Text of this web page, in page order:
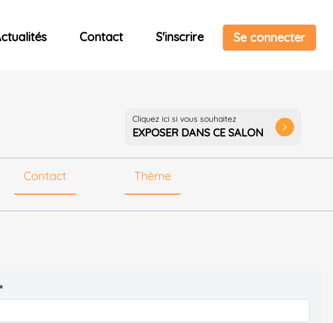
Contact S'inscrire Se connecter
Cliquez ici si vous souhaitez
EXPOSER DANS CE SALON arrow_forward_ios
Contact Thème